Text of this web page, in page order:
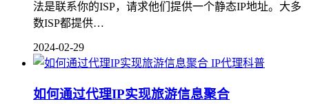
法是联系你的ISP，请求他们提供一个静态IP地址。大多
数ISP都提供…
2024-02-29
IP代理科普
如何通过代理IP实现旅游信息聚合